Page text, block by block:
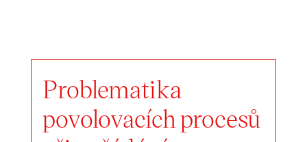
Problematika
povolovacích procesů